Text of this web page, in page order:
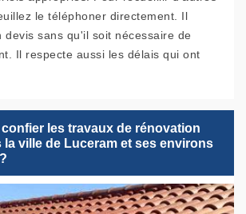
le téléphoner directement. Il
devis sans qu'il soit nécessaire de
Il respecte aussi les délais qui ont
les travaux de rénovation
ville de Luceram et ses environs